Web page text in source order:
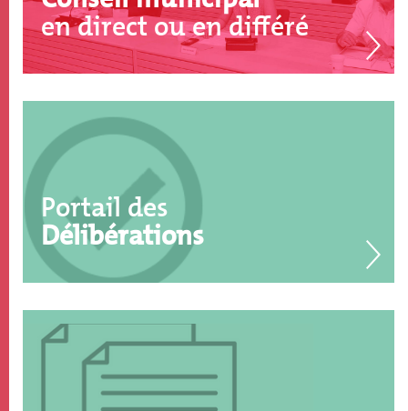
en direct ou en différé
Portail des
Délibérations